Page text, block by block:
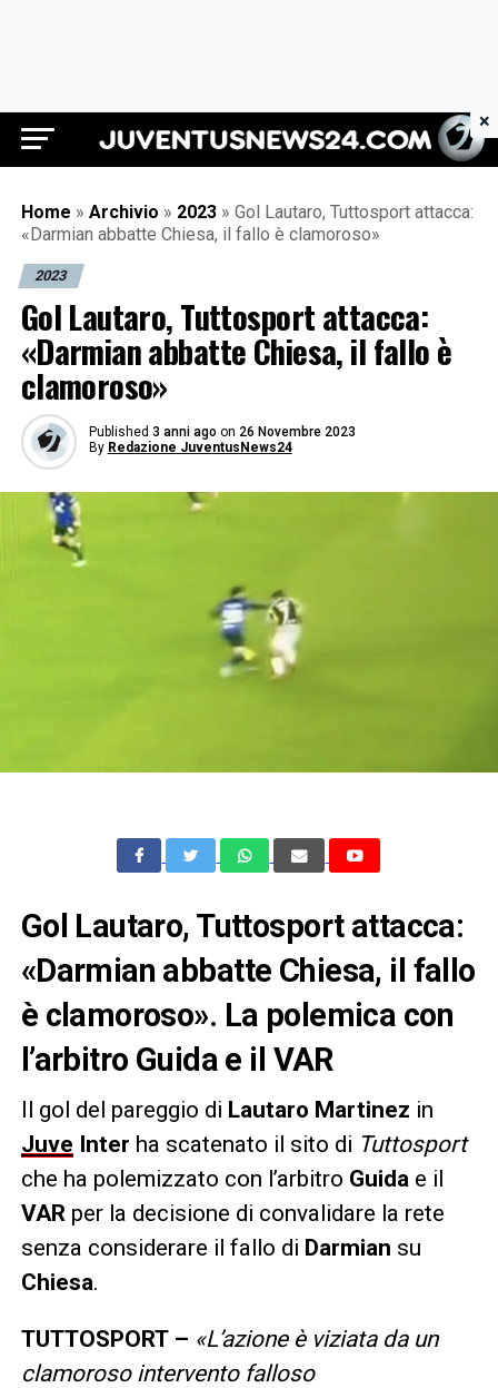
Juventus News 24
Home » Archivio » 2023 » Gol Lautaro, Tuttosport attacca:
«Darmian abbatte Chiesa, il fallo è clamoroso»
2023
Gol Lautaro, Tuttosport attacca:
«Darmian abbatte Chiesa, il fallo è
clamoroso»
Published 3 anni ago on 26 Novembre 2023
By Redazione JuventusNews24
Gol Lautaro, Tuttosport attacca:
«Darmian abbatte Chiesa, il fallo
è clamoroso». La polemica con
l’arbitro Guida e il VAR
Il gol del pareggio di Lautaro Martinez in
Juve Inter ha scatenato il sito di Tuttosport
che ha polemizzato con l’arbitro Guida e il
VAR per la decisione di convalidare la rete
senza considerare il fallo di Darmian su
Chiesa.
TUTTOSPORT – «L’azione è viziata da un
clamoroso intervento falloso
×